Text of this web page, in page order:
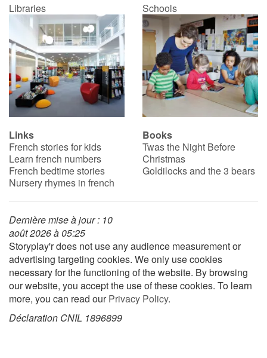
Libraries Schools
Links
French stories for kids
Learn french numbers
French bedtime stories
Nursery rhymes in french
Books
Twas the Night Before
Christmas
Goldilocks and the 3 bears
Dernière mise à jour : 10
août 2026 à 05:25
Storyplay'r does not use any audience measurement or
advertising targeting cookies. We only use cookies
necessary for the functioning of the website. By browsing
our website, you accept the use of these cookies. To learn
more, you can read ourPrivacy Policy.
Déclaration CNIL 1896899